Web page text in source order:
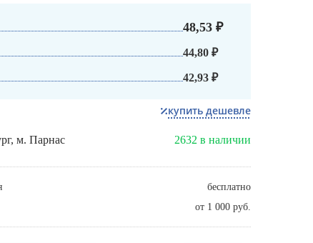
48,53 ₽
44,80 ₽
42,93 ₽
купить дешевле
м. Парнас 2632 в наличии
бесплатно
от 1 000 руб.